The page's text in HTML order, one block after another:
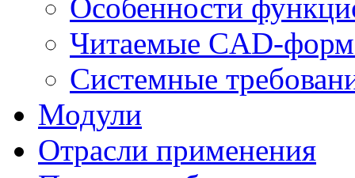
Особенности
Читаемые CAD-
Системные
Модули
Отрасли применения